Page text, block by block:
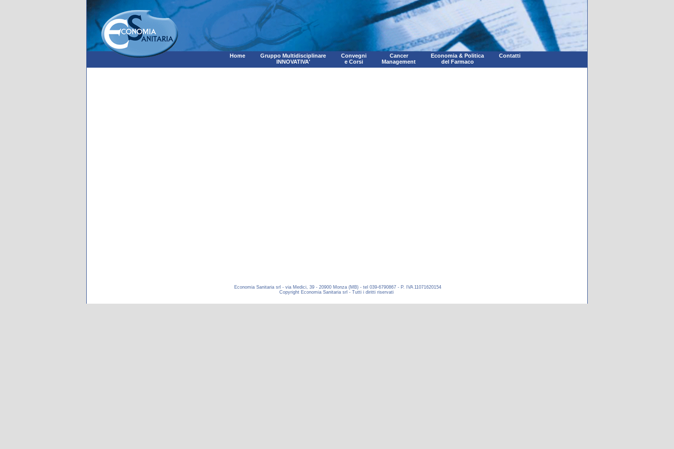
Home
Gruppo Multidisciplinare
INNOVATIVA'
Convegni
e Corsi
Cancer
Management
Economia & Politica
del Farmaco
Contatti
Economia Sanitaria srl - via Medici, 39 - 20900 Monza (MB) - tel 039-6790867 - P. IVA 11071620154
Copyright Economia Sanitaria srl - Tutti i diritti riservati